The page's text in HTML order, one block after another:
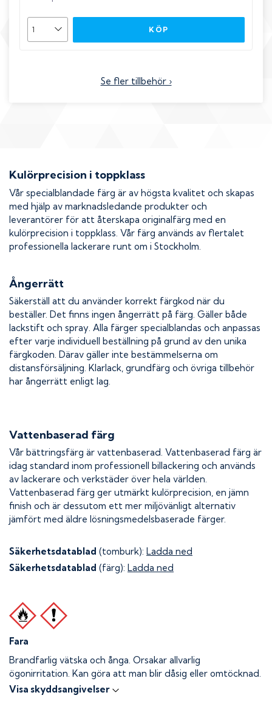
KÖP
Se fler tillbehör ›
Kulörprecision i toppklass
Vår specialblandade färg är av högsta kvalitet och skapas
med hjälp av marknadsledande produkter och
leverantörer för att återskapa originalfärg med en
kulörprecision i toppklass. Vår färg används av flertalet
professionella lackerare runt om i Stockholm.
Ångerrätt
Säkerställ att du använder korrekt färgkod när du
beställer. Det finns ingen ångerrätt på färg. Gäller både
lackstift och spray. Alla färger specialblandas och anpassas
efter varje individuell beställning på grund av den unika
färgkoden. Därav gäller inte bestämmelserna om
distansförsäljning. Klarlack, grundfärg och övriga tillbehör
har ångerrätt enligt lag.
Vattenbaserad färg
Vår bättringsfärg är vattenbaserad. Vattenbaserad färg är
idag standard inom professionell billackering och används
av lackerare och verkstäder över hela världen.
Vattenbaserad färg ger utmärkt kulörprecision, en jämn
finish och är dessutom ett mer miljövänligt alternativ
jämfört med äldre lösningsmedelsbaserade färger.
Säkerhetsdatablad (tomburk): Ladda ned
Säkerhetsdatablad (färg): Ladda ned
Fara
Brandfarlig vätska och ånga. Orsakar allvarlig
ögonirritation. Kan göra att man blir dåsig eller omtöcknad.
Visa skyddsangivelser